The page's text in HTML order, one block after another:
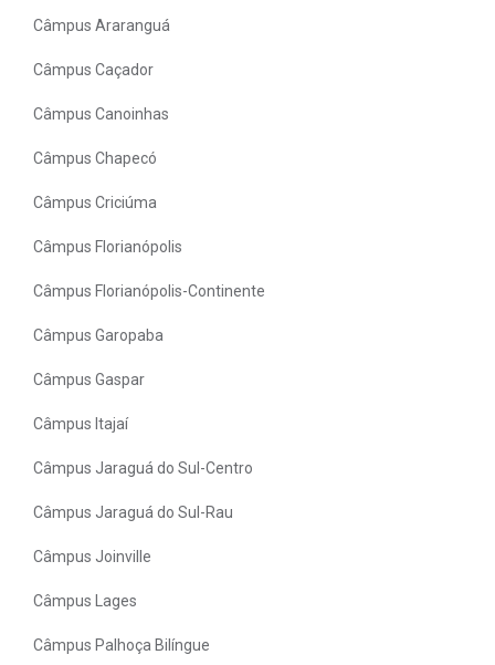
Câmpus Araranguá
Câmpus Caçador
Câmpus Canoinhas
Câmpus Chapecó
Câmpus Criciúma
Câmpus Florianópolis
Câmpus Florianópolis-Continente
Câmpus Garopaba
Câmpus Gaspar
Câmpus Itajaí
Câmpus Jaraguá do Sul-Centro
Câmpus Jaraguá do Sul-Rau
Câmpus Joinville
Câmpus Lages
Câmpus Palhoça Bilíngue